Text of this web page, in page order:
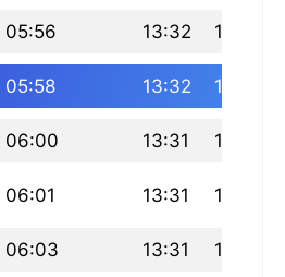
05:56 13:32 17:38
05:58 13:32 17:37
06:00 13:31 17:36
06:01 13:31 17:35
06:03 13:31 17:34